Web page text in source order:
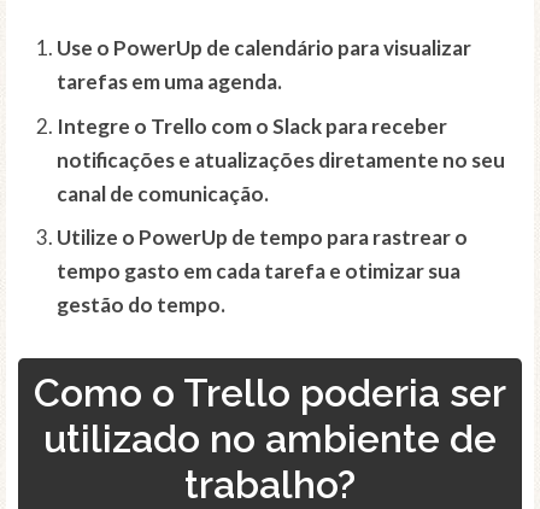
Use o PowerUp de calendário para visualizar
tarefas em uma agenda.
Integre o Trello com oSlackpara receber
notificações e atualizações diretamente no seu
canal de comunicação.
Utilize o PowerUp de tempo para rastrear o
tempo gasto em cada tarefa e otimizar sua
gestão do tempo.
Como o Trello poderia ser
utilizado no ambiente de
trabalho?